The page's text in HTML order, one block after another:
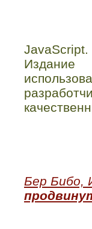
JavaScript.
Издание
Бер Бибо,